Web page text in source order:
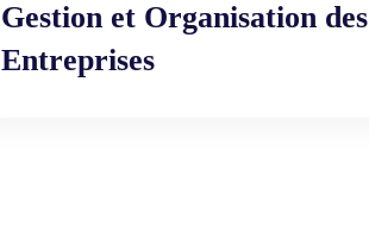
Gestion et Organisation des
Entreprises